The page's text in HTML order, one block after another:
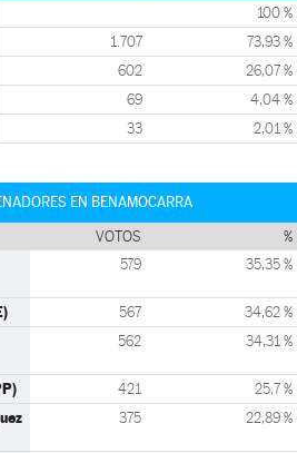
100 %
1.707 73,93 %
602 26,07 %
69 4,04 %
33 2,01 %
EN BENAMOCARRA
VOTOS %
579 35,35 %
567 34,62 %
562 34,31 %
421 25,7 %
375 22,89 %